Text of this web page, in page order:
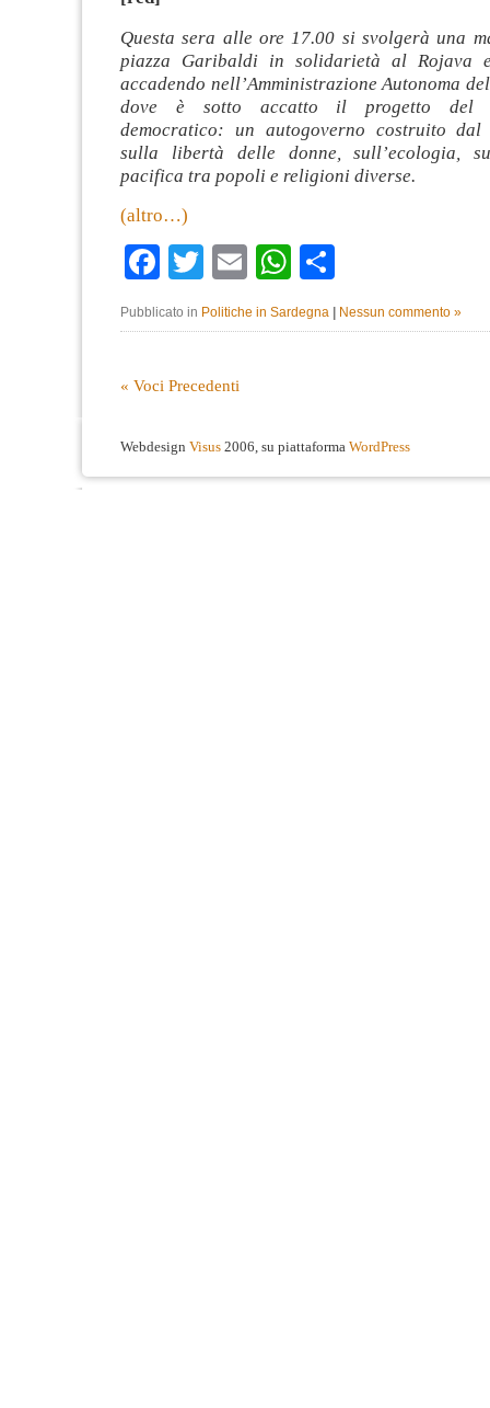
Questa sera alle ore 17.00 si svolgerà una
piazza Garibaldi in solidarietà al Rojava
accadendo nell’Amministrazione Autonoma
dove è sotto accatto il progetto del
democratico: un autogoverno costruito dal
sulla libertà delle donne, sull’ecologia,
pacifica tra popoli e religioni diverse.
(altro…)
Facebook
TwitterEmailWhatsApp
Pubblicato in Politiche in Sardegna Nessun commento »
« Voci Precedenti
Webdesign Visus 2006, su piattaforma WordPress